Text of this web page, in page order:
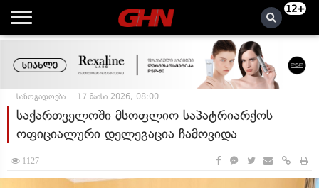
12+
საზოგადოება 17 მაისი 2026, 08:00
საქართველოში მსოფლიო საპატრიარქოს
ოფიციალური დელეგაცია ჩამოვიდა
1127